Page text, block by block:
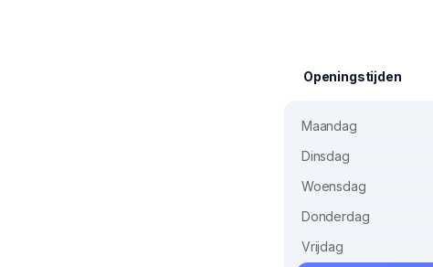
Openingstijden
Maandag
Dinsdag
Woensdag
Donderdag
Vrijdag